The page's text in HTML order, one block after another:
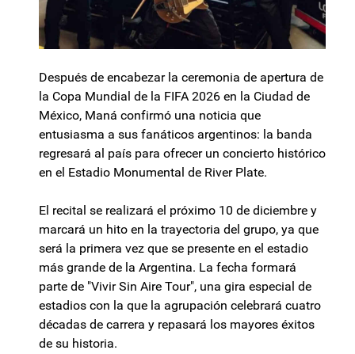
Después de encabezar la ceremonia de apertura de
la Copa Mundial de la FIFA 2026 en la Ciudad de
México, Maná confirmó una noticia que
entusiasma a sus fanáticos argentinos: la banda
regresará al país para ofrecer un concierto histórico
en el Estadio Monumental de River Plate.
El recital se realizará el próximo 10 de diciembre y
marcará un hito en la trayectoria del grupo, ya que
será la primera vez que se presente en el estadio
más grande de la Argentina. La fecha formará
parte de "Vivir Sin Aire Tour", una gira especial de
estadios con la que la agrupación celebrará cuatro
décadas de carrera y repasará los mayores éxitos
de su historia.